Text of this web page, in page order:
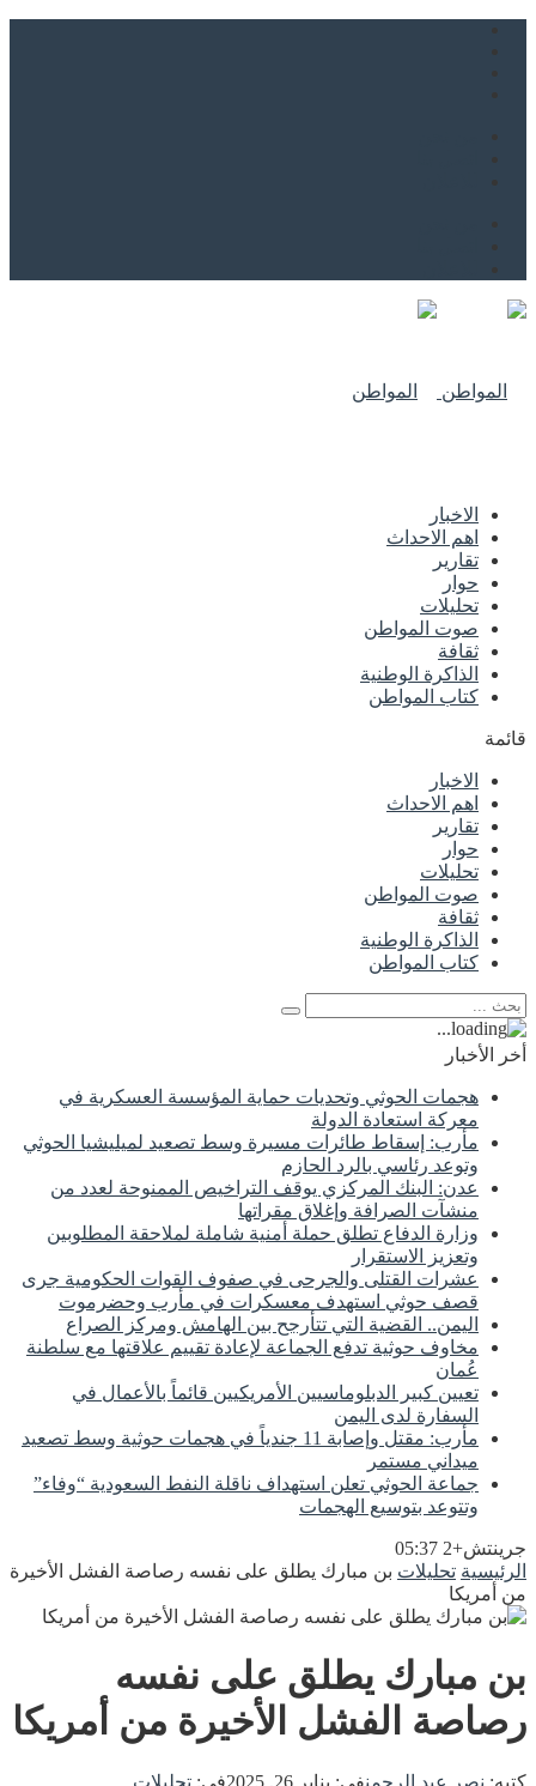
الاخبار
اهم الاحداث
تقارير
حوار
تحليلات
صوت المواطن
ثقافة
الذاكرة الوطنية
كتاب المواطن
قائمة
الاخبار
اهم الاحداث
تقارير
حوار
تحليلات
صوت المواطن
ثقافة
الذاكرة الوطنية
كتاب المواطن
أخر الأخبار
هجمات الحوثي وتحديات حماية المؤسسة العسكرية في
معركة استعادة الدولة
مأرب: إسقاط طائرات مسيرة وسط تصعيد لميليشيا الحوثي
وتوعد رئاسي بالرد الحازم
عدن: البنك المركزي يوقف التراخيص الممنوحة لعدد من
منشآت الصرافة وإغلاق مقراتها
وزارة الدفاع تطلق حملة أمنية شاملة لملاحقة المطلوبين
وتعزيز الاستقرار
عشرات القتلى والجرحى في صفوف القوات الحكومية جرى
قصف حوثي استهدف معسكرات في مأرب وحضرموت
اليمن.. القضية التي تتأرجح بين الهامش ومركز الصراع
مخاوف حوثية تدفع الجماعة لإعادة تقييم علاقتها مع سلطنة
عُمان
تعيين كبير الدبلوماسيين الأمريكيين قائماً بالأعمال في
السفارة لدى اليمن
مأرب: مقتل وإصابة 11 جندياً في هجمات حوثية وسط تصعيد
ميداني مستمر
جماعة الحوثي تعلن استهداف ناقلة النفط السعودية “وفاء”
وتتوعد بتوسيع الهجمات
جرينتش+2 05:37
الرئيسية تحليلات بن مبارك يطلق على نفسه رصاصة الفشل الأخيرة
من أمريكا
بن مبارك يطلق على نفسه
رصاصة الفشل الأخيرة من أمريكا
كتبه: نصر عبد الرحمنفى: يناير 26, 2025 فى: تحليلات